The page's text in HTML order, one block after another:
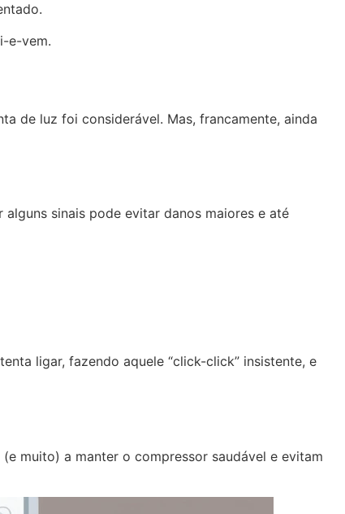
e-vem.
de luz foi considerável. Mas, francamente, ainda
sinais pode evitar danos maiores e até
ligar, fazendo aquele “click-click” insistente, e
muito) a manter o compressor saudável e evitam